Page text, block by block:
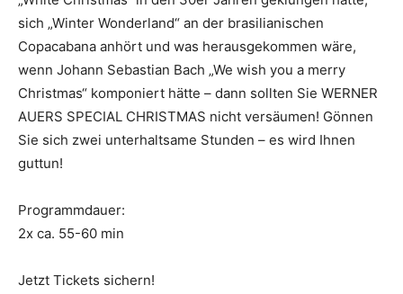
sich „Winter Wonderland“ an der brasilianischen
Copacabana anhört und was herausgekommen wäre,
wenn Johann Sebastian Bach „We wish you a merry
Christmas“ komponiert hätte – dann sollten Sie WERNER
AUERS SPECIAL CHRISTMAS nicht versäumen! Gönnen
Sie sich zwei unterhaltsame Stunden – es wird Ihnen
guttun!
Programmdauer:
2x ca. 55-60 min
Jetzt Tickets sichern!